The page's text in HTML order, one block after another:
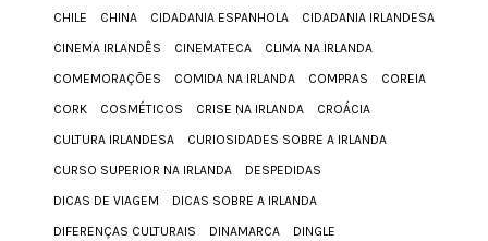
CHILE
CHINA CIDADANIA ESPANHOLA
CIDADANIA IRLANDESA
CINEMA IRLANDÊS
CINEMATECA
CLIMA NA IRLANDA
COMEMORAÇÕES
COMIDA NA IRLANDA COMPRAS
COREIA
CORK
COSMÉTICOS CRISE NA IRLANDA
CROÁCIA
CULTURA IRLANDESA
CURIOSIDADES SOBRE A IRLANDA
CURSO SUPERIOR NA IRLANDA
DESPEDIDAS
DICAS DE VIAGEM
DICAS SOBRE A IRLANDA
DIFERENÇAS CULTURAIS
DINAMARCA
DINGLE